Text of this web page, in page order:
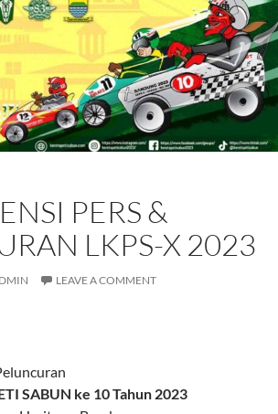
PERS &
LKPS-X 2023
LEAVE A COMMENT
SABUN ke 10 Tahun 2023